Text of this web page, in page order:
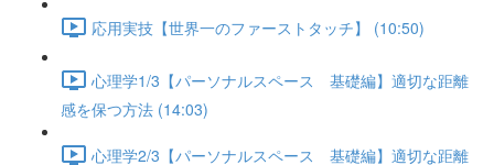
応用実技【世界一のファーストタッチ】 (10:50)
心理学1/3【パーソナルスペース 基礎編】適切な距離
感を保つ方法 (14:03)
心理学2/3【パーソナルスペース 基礎編】適切な距離